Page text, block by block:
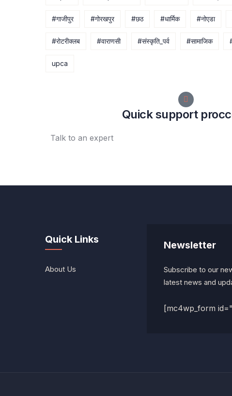
#गाजीपुर #गोरखपुर #छठ #धार्मिक #नोएडा
#रोटरीक्लब #वाराणसी #संस्कृति_पर्व #सामाजिक
upca
Quick support
Talk to an expert
Quick Links
About Us
Newsletter
Subscribe to our
latest news and
[mc4wp_form